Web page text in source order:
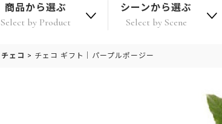
商品から選ぶ
Select by Product
シーンから選ぶ
Select by Scene
チェコ > チェコ ギフト｜パープルポージー